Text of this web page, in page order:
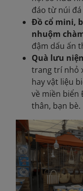
đáo từ núi
Đồ cổ mini,
nhuộm
đậm dấu ấn
Quà lưu
trang trí nhỏ
hay vật liệu
về miền biển
thân, bạn bè.